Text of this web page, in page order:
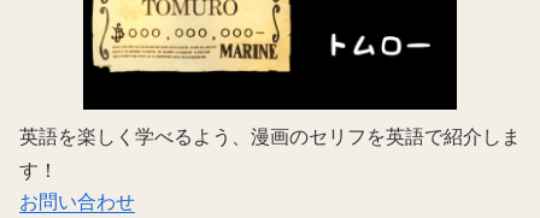
英語を楽しく学べるよう、漫画のセリフを英語で紹介しま
す！
お問い合わせ